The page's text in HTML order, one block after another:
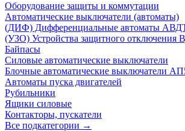
Оборудование защиты и коммутации
Автоматические выключатели (автоматы)
(ДИФ) Дифференциальные автоматы
(УЗО) Устройства защитного отключения
Байпасы
Силовые автоматические выключатели
Блочные автоматические выключатели
Автоматы пуска двигателей
Рубильники
Ящики силовые
Контакторы, пускатели
Все подкатегории →